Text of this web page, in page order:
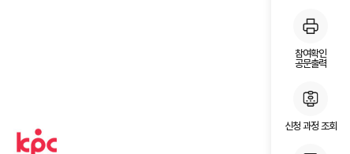
참여확인
공문출력
신청 과정 조회